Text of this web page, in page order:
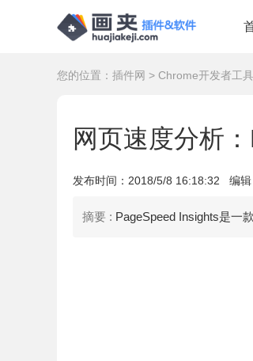
您的位置： 插件网 > Chrome开发者工
网页速度分析
发布时间： 2018/5/8 16:18:32 编
摘要 : PageSpeed Insights是一